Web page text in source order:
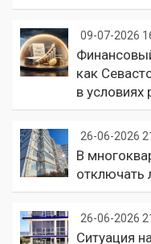
09-07-2026
как
в
26-06-2026
В
отключать
26-06-2026
Ситуация